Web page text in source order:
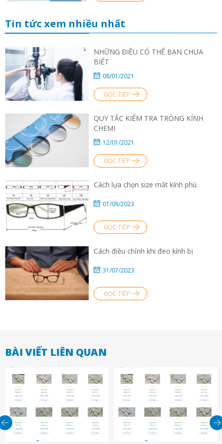
Tin tức xem nhiều nhất
NHỮNG ĐIỀU CÓ THỂ BẠN CHƯA
BIẾT
08/01/2021
ĐỌC TIẾP
QUY TẮC KIỂM TRA TRÒNG KÍNH
CHEMI
12/01/2021
ĐỌC TIẾP
Cách lựa chọn size mắt kính phù
01/08/2023
ĐỌC TIẾP
Cách điều chỉnh khi đeo kính bị
31/07/2023
ĐỌC TIẾP
BÀI VIẾT LIÊN QUAN